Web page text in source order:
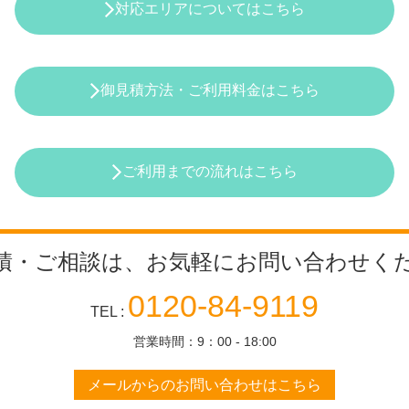
対応エリアについてはこちら
御見積方法・ご利用料金はこちら
ご利用までの流れはこちら
・ご相談は、 お気軽にお問い合わせく
TEL : 0120-84-9119
営業時間：9：00 - 18:00
メールからのお問い合わせはこちら